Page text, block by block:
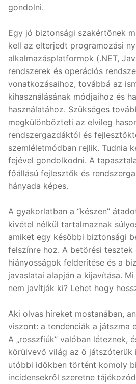
gondolni.
Egy jó biztonsági szakértőnek
kell az elterjedt programozási
alkalmazásplatformok (.NET,
rendszerek és operációs
vonatkozásaihoz, továbbá az
kihasználásának módjaihoz és
használatához. Szükséges
megkülönbözteti az elvileg
rendszergazdáktól és
szemléletmódban rejlik. Tudnia
fejével gondolkodni. A
főállású fejlesztők és
hányada képes.
A gyakorlatban a “készen”
kivétel nélkül tartalmaznak
amiket egy későbbi biztonsági
felszínre hoz. A betörési tesztek
hiányosságok felderítése és a
javaslatai alapján a kijavítása.
nem javítják ki? Lehet hogy
Aki olvas híreket mostanában,
viszont: a tendenciák a játszma
A „rosszfiúk” valóban léteznek,
körülvevő világ az ő játszóterük
utóbbi időkben történt komoly
incidensekről szeretne